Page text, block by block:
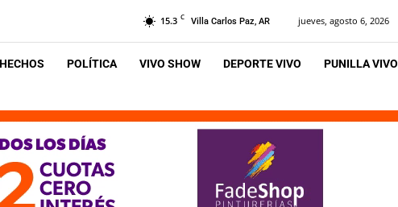
15.3 C Villa Carlos Paz, AR jueves, agosto 6, 2026
POLÍTICA VIVO SHOW DEPORTE VIVO PUNILLA VIVO